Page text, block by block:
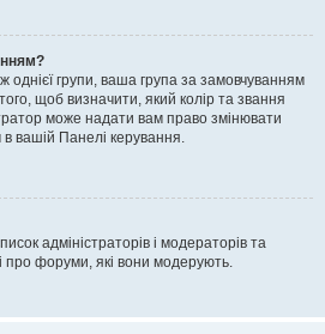
однієї групи, ваша група за замовчуванням
щоб визначити, який колір та звання
може надати вам право змінювати
вашій Панелі керування.
адміністраторів і модераторів та
про форуми, які вони модерують.